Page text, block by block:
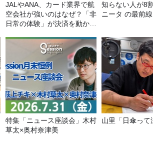
JALやANA、カード業界で航
空会社が強いのはなぜ？「非
日常の体験」が決済を動かす
知らない人が8
ニータ の最前線
特集「ニュース座談会」木村
草太×奥村奈津美
山里「日傘って